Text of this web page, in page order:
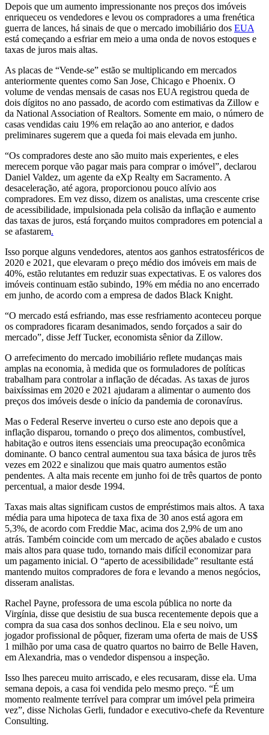
Depois que um aumento impressionante nos preços dos imóveis
enriqueceu os vendedores e levou os compradores a uma frenética
guerra de lances, há sinais de que o mercado imobiliário dos EUA
está começando a esfriar em meio a uma onda de novos estoques e
taxas de juros mais altas.
As placas de “Vende-se” estão se multiplicando em mercados
anteriormente quentes como San Jose, Chicago e Phoenix. O
volume de vendas mensais de casas nos EUA registrou queda de
dois dígitos no ano passado, de acordo com estimativas da Zillow e
da National Association of Realtors. Somente em maio, o número de
casas vendidas caiu 19% em relação ao ano anterior, e dados
preliminares sugerem que a queda foi mais elevada em junho.
“Os compradores deste ano são muito mais experientes, e eles
merecem porque vão pagar mais para comprar o imóvel”, declarou
Daniel Valdez, um agente da eXp Realty em Sacramento. A
desaceleração, até agora, proporcionou pouco alívio aos
compradores. Em vez disso, dizem os analistas, uma crescente crise
de acessibilidade, impulsionada pela colisão da inflação e aumento
das taxas de juros, está forçando muitos compradores em potencial a
se afastarem.
Isso porque alguns vendedores, atentos aos ganhos estratosféricos de
2020 e 2021, que elevaram o preço médio dos imóveis em mais de
40%, estão relutantes em reduzir suas expectativas. E os valores dos
imóveis continuam estão subindo, 19% em média no ano encerrado
em junho, de acordo com a empresa de dados Black Knight.
“O mercado está esfriando, mas esse resfriamento aconteceu porque
os compradores ficaram desanimados, sendo forçados a sair do
mercado”, disse Jeff Tucker, economista sênior da Zillow.
O arrefecimento do mercado imobiliário reflete mudanças mais
amplas na economia, à medida que os formuladores de políticas
trabalham para controlar a inflação de décadas. As taxas de juros
baixíssimas em 2020 e 2021 ajudaram a alimentar o aumento dos
preços dos imóveis desde o início da pandemia de coronavírus.
Mas o Federal Reserve inverteu o curso este ano depois que a
inflação disparou, tornando o preço dos alimentos, combustível,
habitação e outros itens essenciais uma preocupação econômica
dominante. O banco central aumentou sua taxa básica de juros três
vezes em 2022 e sinalizou que mais quatro aumentos estão
pendentes. A alta mais recente em junho foi de três quartos de ponto
percentual, a maior desde 1994.
Taxas mais altas significam custos de empréstimos mais altos. A taxa
média para uma hipoteca de taxa fixa de 30 anos está agora em
5,3%, de acordo com Freddie Mac, acima dos 2,9% de um ano
atrás. Também coincide com um mercado de ações abalado e custos
mais altos para quase tudo, tornando mais difícil economizar para
um pagamento inicial. O “aperto de acessibilidade” resultante está
mantendo muitos compradores de fora e levando a menos negócios,
disseram analistas.
Rachel Payne, professora de uma escola pública no norte da
Virgínia, disse que desistiu de sua busca recentemente depois que a
compra da sua casa dos sonhos declinou. Ela e seu noivo, um
jogador profissional de pôquer, fizeram uma oferta de mais de US$
1 milhão por uma casa de quatro quartos no bairro de Belle Haven,
em Alexandria, mas o vendedor dispensou a inspeção.
Isso lhes pareceu muito arriscado, e eles recusaram, disse ela. Uma
semana depois, a casa foi vendida pelo mesmo preço. “É um
momento realmente terrível para comprar um imóvel pela primeira
vez”, disse Nicholas Gerli, fundador e executivo-chefe da Reventure
Consulting.